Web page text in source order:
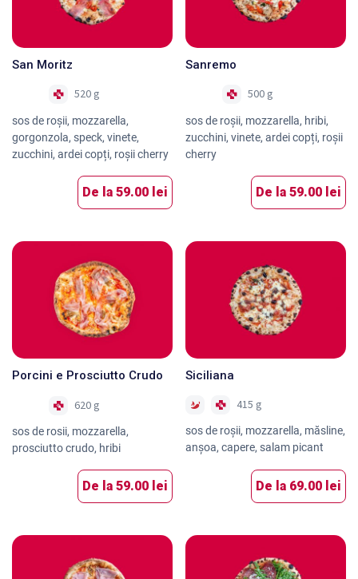
San Moritz
520 g
sos de roșii, mozzarella,
gorgonzola, speck, vinete,
zucchini, ardei copți, roșii cherry
De la 59.00 lei
Sanremo
500 g
sos de roșii, mozzarella, hribi,
zucchini, vinete, ardei copți, roșii
cherry
De la 59.00 lei
Porcini e Prosciutto Crudo
620 g
sos de rosii, mozzarella,
prosciutto crudo, hribi
De la 59.00 lei
Siciliana
415 g
sos de roşii, mozzarella, măsline,
anşoa, capere, salam picant
De la 69.00 lei